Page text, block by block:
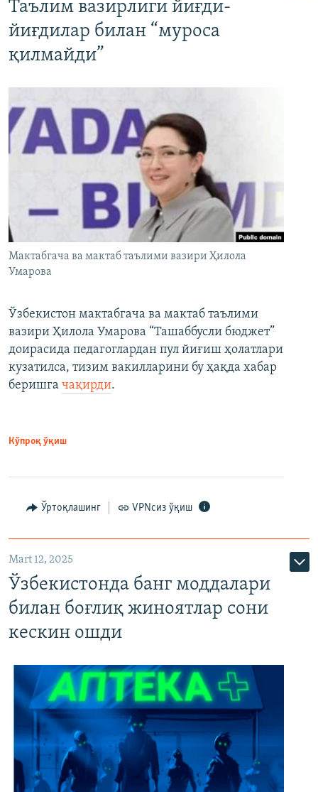
Таълим вазирлиги йиғди-
йиғдилар билан “муроса
қилмайди”
Мактабгача ва мактаб таълими вазири Ҳилола
Умарова
Ўзбекистон мактабгача ва мактаб таълими
вазири Ҳилола Умарова “Ташаббусли бюджет”
доирасида педагоглардан пул йиғиш ҳолатлари
кузатилса, тизим вакилларини бу ҳақда хабар
беришга чақирди.
Кўпроқ ўқиш
Ўртоқлашинг VPNсиз ўқиш
Mart 12, 2025
Ўзбекистонда банг моддалари
билан боғлиқ жиноятлар сони
кескин ошди